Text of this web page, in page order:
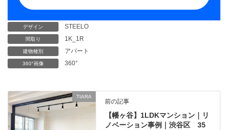
デザイン STEELO
間取り 1K_1R
建物種別 アパート
360°画像 360°
TIARA
前の記事
【幡ヶ谷】1LDKマンション｜リ
ノベーション事例｜渋谷区 35